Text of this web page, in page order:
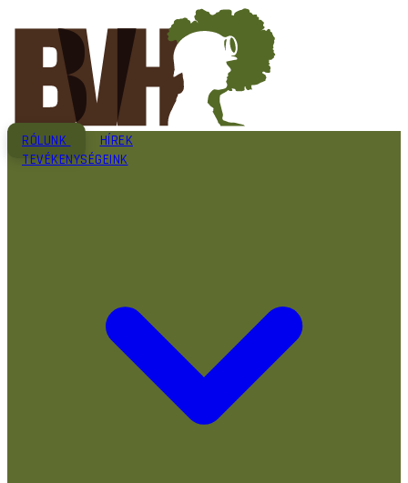
RÓLUNK
HÍREK
TEVÉKENYSÉGEINK